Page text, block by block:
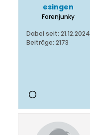
esingen
Forenjunky
Dabei seit: 21.12.2024
Beiträge: 2173